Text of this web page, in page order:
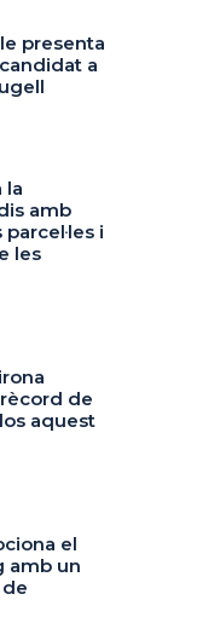
presenta
a
la
amb
i
les
de
aquest
el
amb un